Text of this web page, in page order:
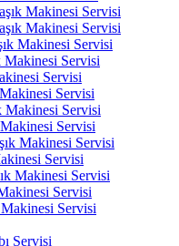
Makinesi Servisi
Makinesi Servisi
Makinesi Servisi
Makinesi Servisi
Servisi
Servisi
Makinesi Servisi
Servisi
Makinesi Servisi
Servisi
Makinesi Servisi
Servisi
Servisi
Servisi